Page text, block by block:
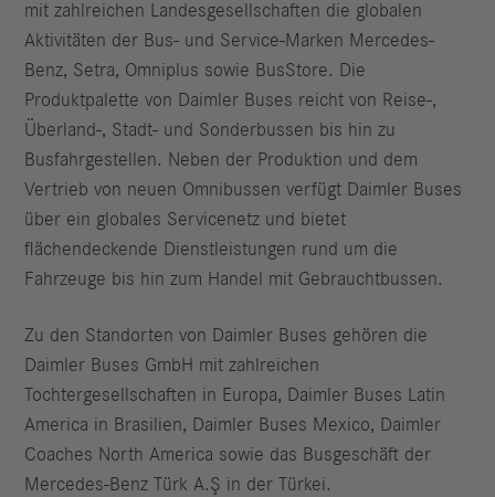
mit zahlreichen Landesgesellschaften die globalen
Aktivitäten der Bus- und Service-Marken Mercedes-
Benz, Setra, Omniplus sowie BusStore. Die
Produktpalette von Daimler Buses reicht von Reise-,
Überland-, Stadt- und Sonderbussen bis hin zu
Busfahrgestellen. Neben der Produktion und dem
Vertrieb von neuen Omnibussen verfügt Daimler Buses
über ein globales Servicenetz und bietet
flächendeckende Dienstleistungen rund um die
Fahrzeuge bis hin zum Handel mit Gebrauchtbussen.
Zu den Standorten von Daimler Buses gehören die
Daimler Buses GmbH mit zahlreichen
Tochtergesellschaften in Europa, Daimler Buses Latin
America in Brasilien, Daimler Buses Mexico, Daimler
Coaches North America sowie das Busgeschäft der
Mercedes-Benz Türk A.Ş in der Türkei.